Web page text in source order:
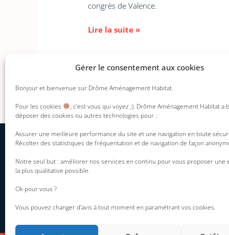
Gérer le consentement aux cookies
Bonjour et bienvenue sur Drôme Aménagement Habitat.
Pour les cookies
, c’est vous qui voyez ;). Drôme Aménagement Habitat a
déposer des cookies ou autres technologies pour :
Assurer une meilleure performance du site et une navigation en toute
Récolter des statistiques de fréquentation et de navigation de façon
Notre seul but : améliorer nos services en continu pour vous proposer une
la plus qualitative possible.
Ok pour vous ?
Vous pouvez changer d'avis à tout moment en paramétrant vos cookies.
congrès de Valence.
Lire la suite »
Présentation
Nos offres disponibles
Les agences DAH
INFORMATION
Mentions légales
Plan du site